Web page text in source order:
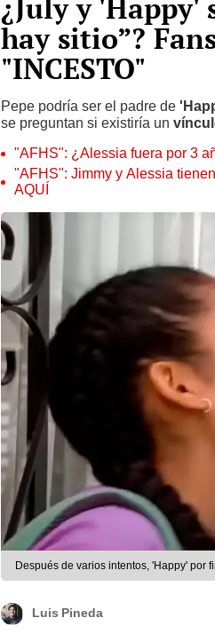
¿July y 'Happy'
hay sitio”?
"INCESTO"
Pepe podría ser el padre de
se preguntan si existiría un
"AFHS": ¿Alessia fuera por 3
"AFHS": Jimmy y Alessia
AQUÍ
Después de varios intentos, 'Happy' por
Luis Pineda